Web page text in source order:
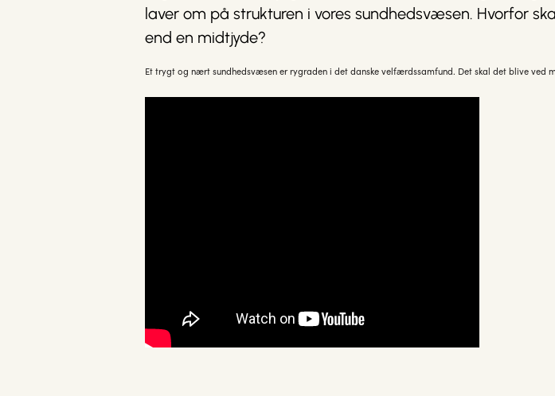
laver om på strukturen i vores sundhedsvæsen. Hvorfor
end en midtjyde?
Et trygt og nært sundhedsvæsen er rygraden i det danske velfærdssamfund. Det skal det blive ved